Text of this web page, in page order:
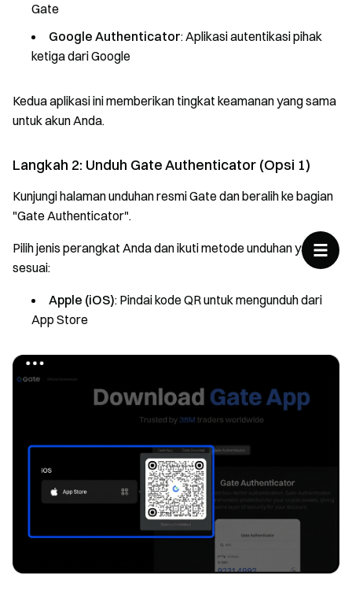
Gate
Google Authenticator: Aplikasi autentikasi pihak
ketiga dari Google
Kedua aplikasi ini memberikan tingkat keamanan yang sama
untuk akun Anda.
Langkah 2: Unduh Gate Authenticator (Opsi 1)
Kunjungi halaman unduhan resmi Gate dan beralih ke bagian
"Gate Authenticator".
Pilih jenis perangkat Anda dan ikuti metode unduhan yang
sesuai:
Apple (iOS): Pindai kode QR untuk mengunduh dari
App Store